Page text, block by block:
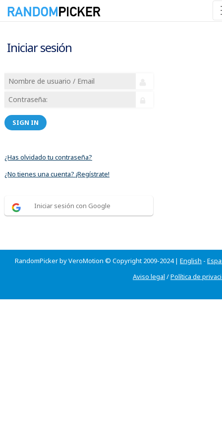
Iniciar sesión
SIGN IN
¿Has olvidado tu contraseña?
¿No tienes una cuenta? ¡Regístrate!
Iniciar sesión con Google
RandomPicker by VeroMotion © Copyright 2009-2024 | English -
Aviso legal /Política de